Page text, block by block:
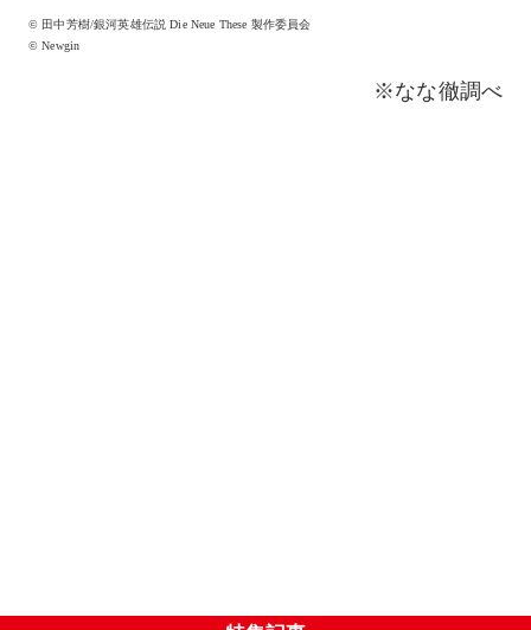
© 田中芳樹/銀河英雄伝説 Die Neue These 製作委員会
© Newgin
※なな徹調べ